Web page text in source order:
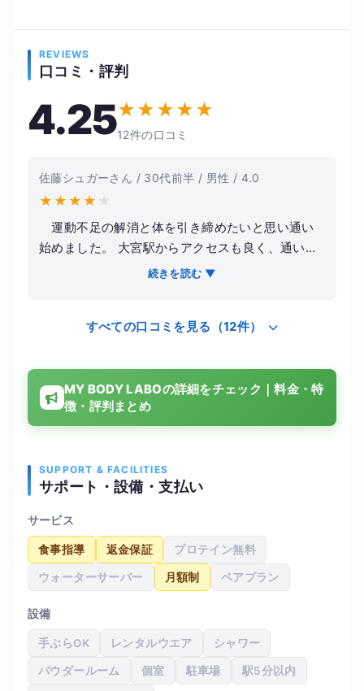
REVIEWS
口コミ・評判
4.25★★★★★
12件の口コミ
佐藤シュガーさん / 30代前半 / 男性 / 4.0
★ ★ ★ ★ ★
運動不足の解消と体を引き締めたいと思い通い
始めました。 大宮駅からアクセスも良く、通いや
すい立地だったのが決め手です。 トレーナーの方
い込む感じではなく、自分のペースに合わせて進
ける中で、体のラインが少しずつ変わってきたの
を実感でき、普段の生活でも姿勢や食事に気を使
うようになりました。 設備も清潔感があり、落ち
着いてトレーニングできる環境です。 料金はやや
できる範囲だと思います。 全体的に満足度は高い
です。
続きを読む ▼
すべての口コミを見る（12件）
MY BODY LABOの詳細をチェック｜料金・特
徴・評判まとめ
SUPPORT & FACILITIES
サポート・設備・支払い
サービス
食事指導 返金保証 プロテイン無料
ウォーターサーバー 月額制 ペアプラン
設備
手ぶらOK レンタルウエア シャワー
パウダールーム 個室 駐車場 駅5分以内